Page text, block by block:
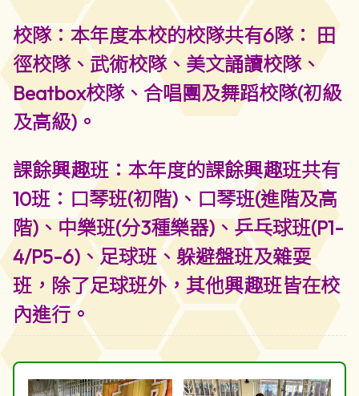
校隊：本年度本校的校隊共有6隊： 田
徑校隊、武術校隊、美文誦讀校隊、
Beatbox校隊、合唱團及舞蹈校隊(初級
及高級)。
課餘興趣班：本年度的課餘興趣班共有
10班：口琴班(初階)、口琴班(進階及高
階)、中樂班(分3種樂器)、乒乓球班(P1-
4/P5-6)、足球班、躲避盤班及雜耍
班，除了足球班外，其他興趣班皆在校
內進行。